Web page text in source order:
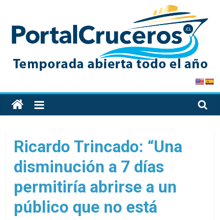
content
PortalCruceros
Toda
la
de
cruceros
en
un
solo
sitio
Ricardo Trincado: “Una
disminución a 7 días
permitiría abrirse a un
público que no está